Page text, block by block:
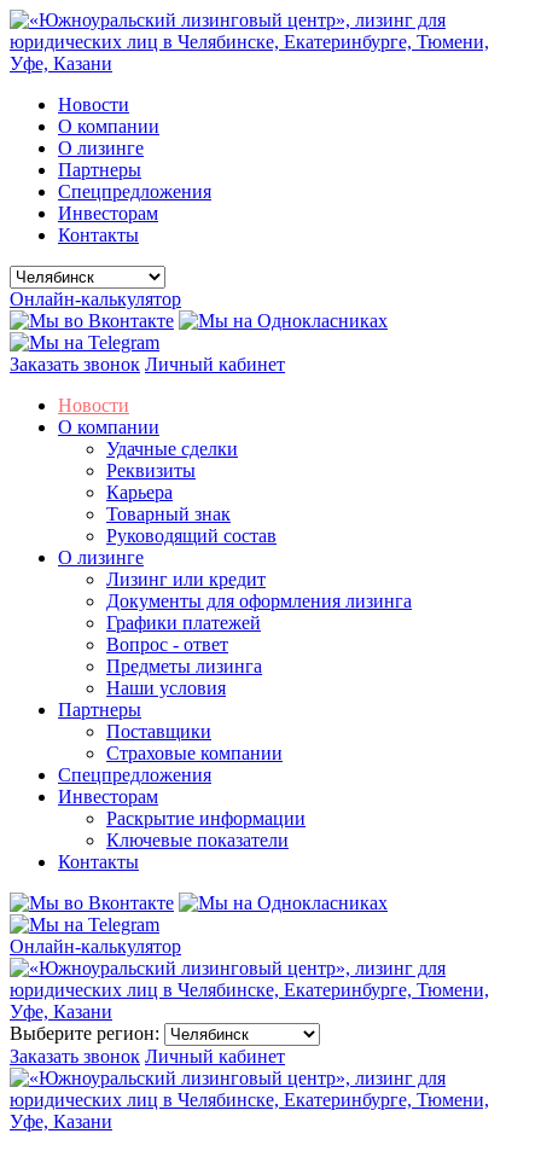
Новости
О компании
О лизинге
Партнеры
Спецпредложения
Инвесторам
Контакты
Онлайн-калькулятор
Заказать звонок Личный кабинет
Новости
О компании
Удачные сделки
Реквизиты
Карьера
Товарный знак
Руководящий состав
О лизинге
Лизинг или кредит
Документы для оформления лизинга
Графики платежей
Вопрос - ответ
Предметы лизинга
Наши условия
Партнеры
Поставщики
Страховые компании
Спецпредложения
Инвесторам
Раскрытие информации
Ключевые показатели
Контакты
Онлайн-калькулятор
Выберите регион:
Заказать звонок Личный кабинет